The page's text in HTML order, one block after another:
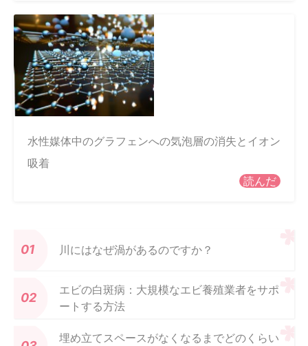
水性媒体中のグラフェンへの気泡層の消失とイオン
吸着
読んだ
川にはなぜ渦があるのですか？
エビの白斑病：大規模なエビ養殖業者をサポ
ートする方法
埋め立てスペースがなくなるまでどのくらい